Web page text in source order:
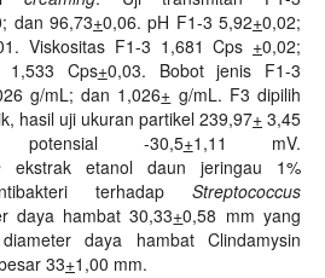
dan 96,73+0,06. pH F1-3 5,92+0,02;
Viskositas F1-3 1,681 Cps +0,02;
1,533 Cps+0,03. Bobot jenis F1-3
g/mL; dan 1,026+ g/mL. F3 dipilih
hasil uji ukuran partikel 239,97+ 3,45
-30,5+1,11 mV.
ekstrak etanol daun jeringau 1%
terhadapStreptococcus
daya hambat 30,33+0,58 mm yang
daya hambat Clindamysin
33+1,00 mm.